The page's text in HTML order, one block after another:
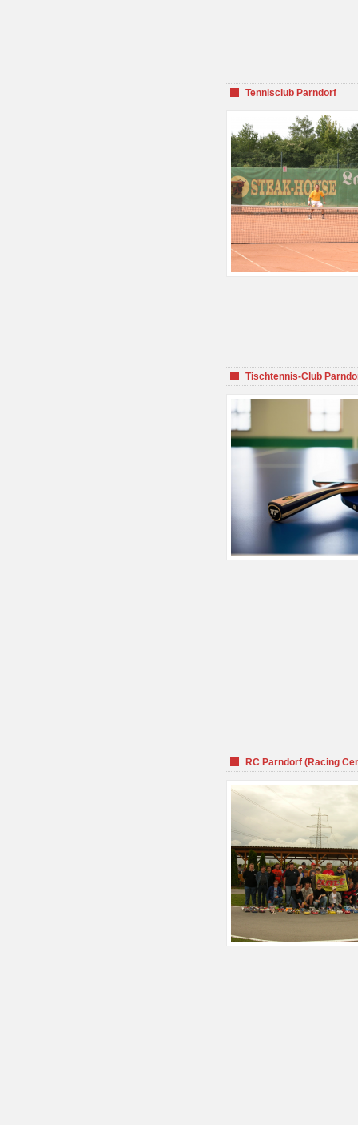
Tennisclub Parndorf
Tischtennis-Club
RC Parndorf (Racing